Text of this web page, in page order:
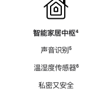
智能家居中枢脚
⁴
声音识别脚
⁵
温湿度传感器脚
⁶
私密又安全